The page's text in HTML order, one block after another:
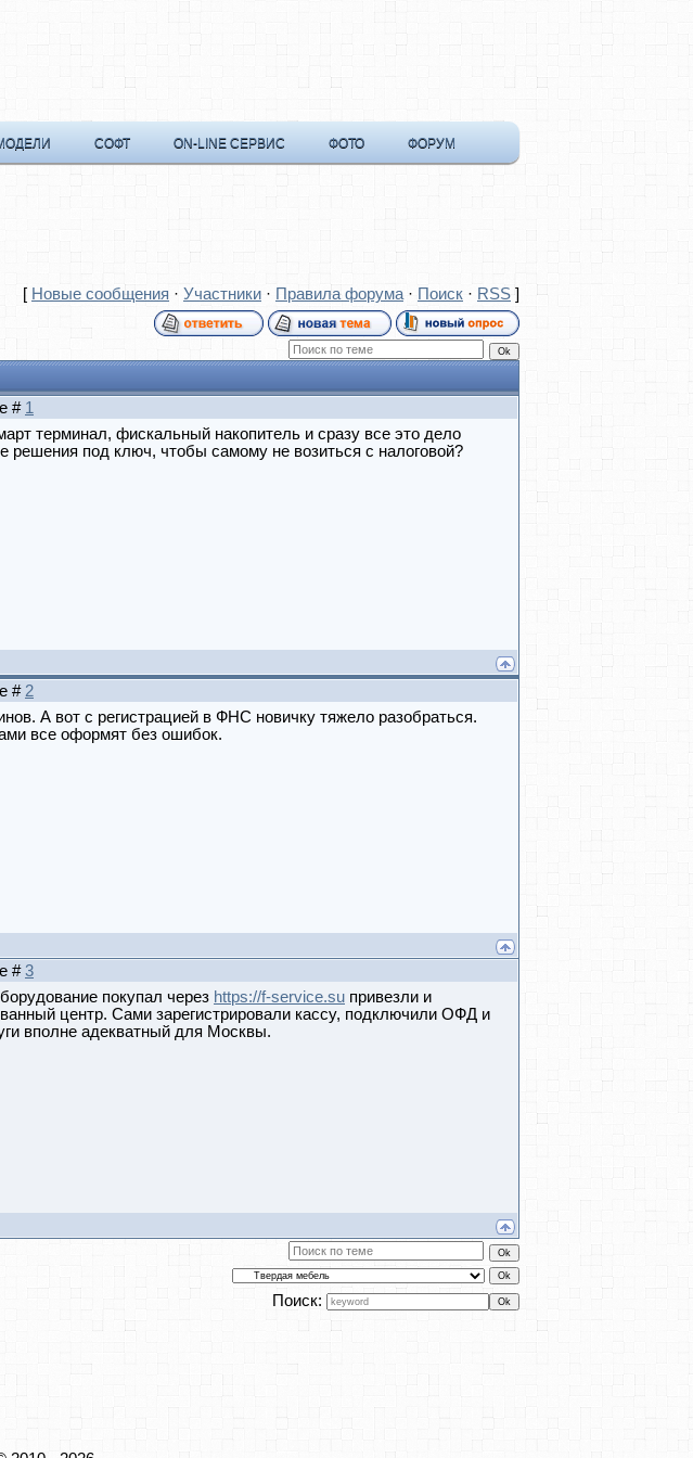
СОФТ ON-LINE СЕРВИС ФОТО ФОРУМ
[ Новые сообщения · Участники · Правила форума · Поиск · RSS]
# 1
терминал, фискальный накопитель и сразу все это дело
решения под ключ, чтобы самому не возиться с налоговой?
# 2
А вот с регистрацией в ФНС новичку тяжело разобраться.
все оформят без ошибок.
#3
покупал через https://f-service.su привезли и
центр. Сами зарегистрировали кассу, подключили ОФД и
вполне адекватный для Москвы.
Поиск: